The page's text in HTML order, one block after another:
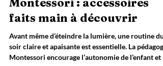
🌙 Routine du soir
Montessori : accessoires
faits main à découvrir
Avant même d’éteindre la lumière, une routine du